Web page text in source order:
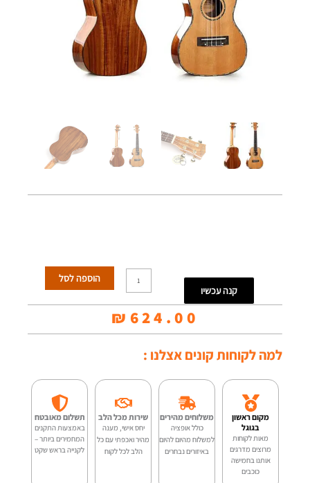
קנה עכשיו
כמות
של
יוקלילי
קונצרט
Oriental
cherry
הוספה לסל
₪ 624.00
למה לקוחות קונים אצלנו :
מקום ראשון
בגוגל
מאות לקוחות
מרוצים מדרגים
אותנו בחמישה
כוכבים
משלוחים מהירים
כולל אופציה
למשלוח מהיום להיום
באיזורים נבחרים
שירות מכל הלב
יחס אישי, מענה
מהיר ואכפתי עם כל
הלב לכל לקוח
תשלום מאובטח
באמצעות התקנים
המחמירים ביותר –
לקנייה בראש שקט